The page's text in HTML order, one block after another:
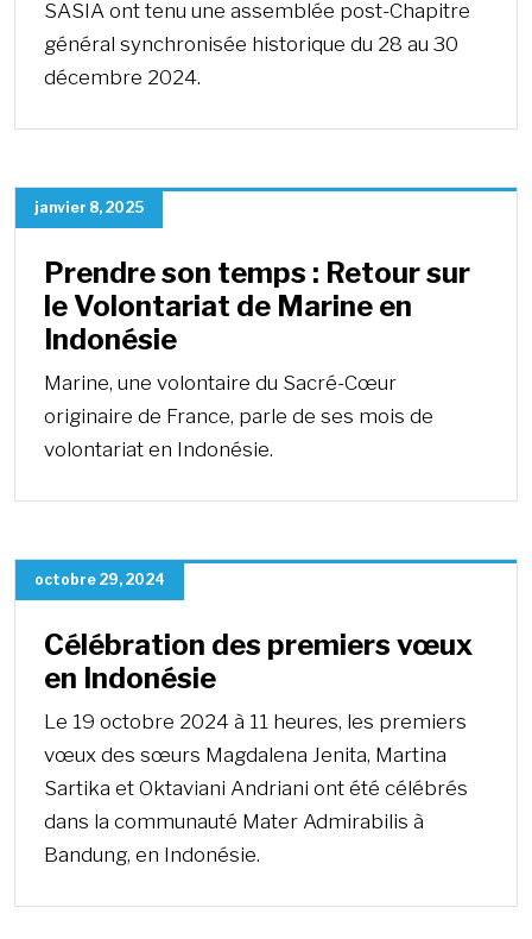
SASIA ont tenu une assemblée post-Chapitre
général synchronisée historique du 28 au 30
décembre 2024.
janvier 8, 2025
Prendre son temps : Retour sur
le Volontariat de Marine en
Indonésie
Marine, une volontaire du Sacré-Cœur
originaire de France, parle de ses mois de
volontariat en Indonésie.
octobre 29, 2024
Célébration des premiers vœux
en Indonésie
Le 19 octobre 2024 à 11 heures, les premiers
vœux des sœurs Magdalena Jenita, Martina
Sartika et Oktaviani Andriani ont été célébrés
dans la communauté Mater Admirabilis à
Bandung, en Indonésie.